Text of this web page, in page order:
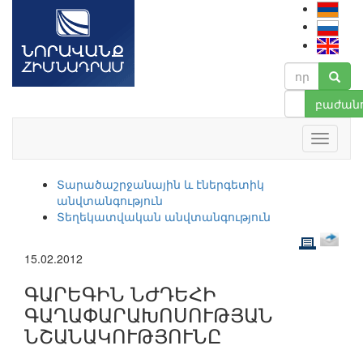
Տարածաշրջանային և էներգետիկ
անվտանգություն
Տեղեկատվական անվտանգություն
15.02.2012
ԳԱՐԵԳԻՆ ՆԺԴԵՀԻ
ԳԱՂԱՓԱՐԱԽՈՍՈՒԹՅԱՆ
ՆՇԱՆԱԿՈՒԹՅՈՒՆԸ